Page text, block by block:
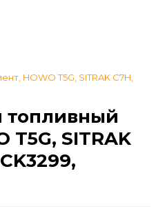
HOWO T5G, SITRAK C7H,
топливный
T5G, SITRAK